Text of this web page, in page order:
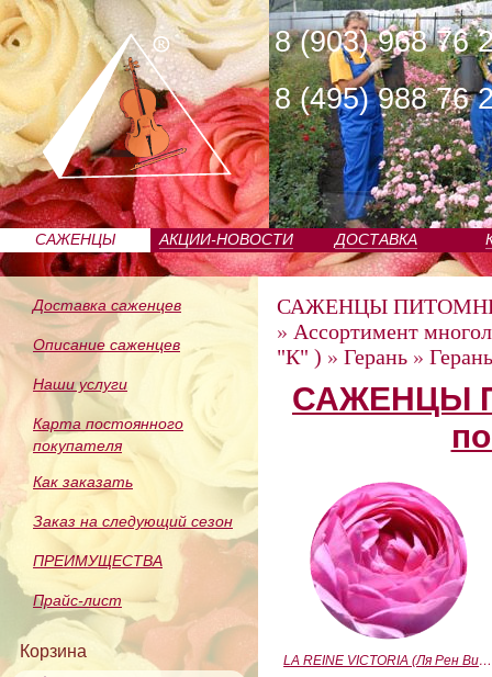
8 (903) 968 76
8 (495) 988 76
САЖЕНЦЫ
ПИТОМНИКА
АКЦИИ-НОВОСТИ ДОСТАВКА
Доставка саженцев
Описание саженцев
Наши услуги
Карта постоянного
покупателя
Как заказать
Заказ на следующий сезон
ПРЕИМУЩЕСТВА
Прайс-лист
Корзина
САЖЕНЦЫ
» Ассортимент
"К" ) » Герань »
САЖЕНЦЫ
LA REINE VICTORIA (Ля Рен Виктория)